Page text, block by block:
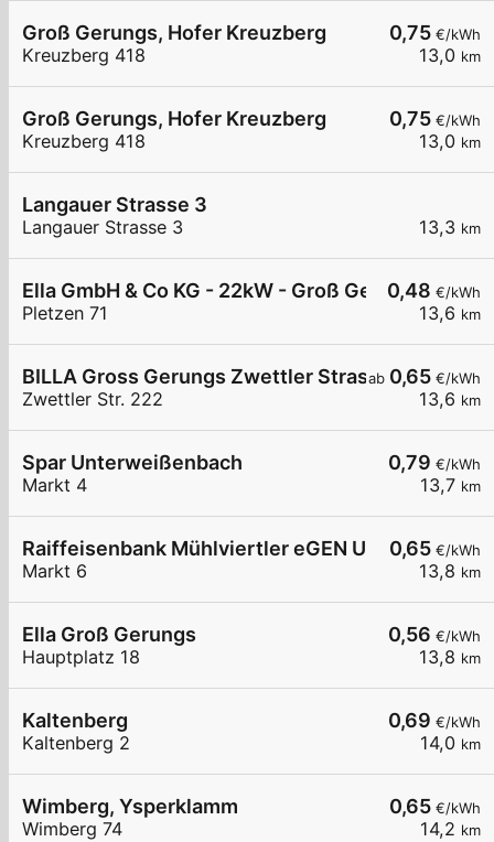
0,75 €/kWh
13,0 km
Groß Gerungs, Hofer Kreuzberg
Kreuzberg 418
0,75 €/kWh
13,0 km
Groß Gerungs, Hofer Kreuzberg
Kreuzberg 418
13,3 km
Langauer Strasse 3
Langauer Strasse 3
0,48 €/kWh
13,6 km
Ella GmbH & Co KG - 22kW - Groß Gerungs -
Pletzen 71
ab 0,65 €/kWh
13,6 km
BILLA Gross Gerungs Zwettler Strasse
Zwettler Str. 222
0,79 €/kWh
13,7 km
Spar Unterweißenbach
Markt 4
0,65 €/kWh
13,8 km
Raiffeisenbank Mühlviertler eGEN
Markt 6
0,56 €/kWh
13,8 km
Ella Groß Gerungs
Hauptplatz 18
0,69 €/kWh
14,0 km
Kaltenberg
Kaltenberg 2
0,65 €/kWh
14,2 km
Wimberg, Ysperklamm
Wimberg 74